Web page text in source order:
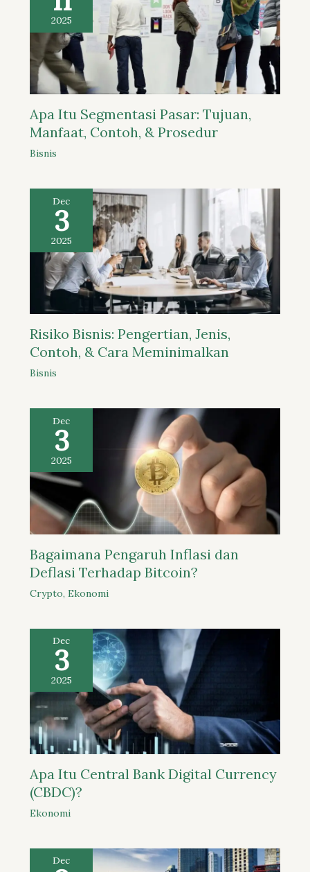
2025
Apa Itu Segmentasi Pasar: Tujuan,
Manfaat, Contoh, & Prosedur
Bisnis
Dec
3
2025
Risiko Bisnis: Pengertian, Jenis,
Contoh, & Cara Meminimalkan
Bisnis
Dec
3
2025
Bagaimana Pengaruh Inflasi dan
Deflasi Terhadap Bitcoin?
Crypto, Ekonomi
Dec
3
2025
Apa Itu Central Bank Digital Currency
(CBDC)?
Ekonomi
Dec